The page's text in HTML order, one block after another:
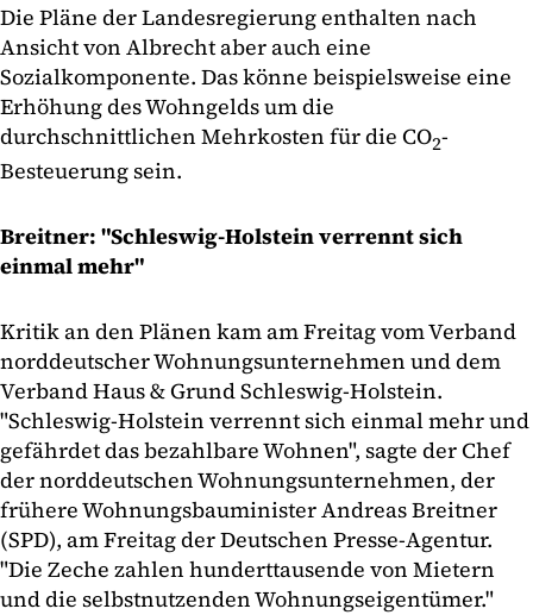
Die Pläne der Landesregierung enthalten nach
Ansicht von Albrecht aber auch eine
Sozialkomponente. Das könne beispielsweise eine
Erhöhung des Wohngelds um die
durchschnittlichen Mehrkosten für die CO2-
Besteuerung sein.
Breitner: "Schleswig-Holstein verrennt sich
einmal mehr"
Kritik an den Plänen kam am Freitag vom Verband
norddeutscher Wohnungsunternehmen und dem
Verband Haus & Grund Schleswig-Holstein.
"Schleswig-Holstein verrennt sich einmal mehr und
gefährdet das bezahlbare Wohnen", sagte der Chef
der norddeutschen Wohnungsunternehmen, der
frühere Wohnungsbauminister Andreas Breitner
(SPD), am Freitag der Deutschen Presse-Agentur.
"Die Zeche zahlen hunderttausende von Mietern
und die selbstnutzenden Wohnungseigentümer."